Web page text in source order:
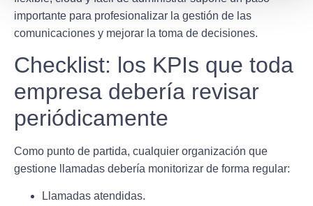
importante para profesionalizar la gestión de las
comunicaciones y mejorar la toma de decisiones.
Checklist: los KPIs que toda
empresa debería revisar
periódicamente
Como punto de partida, cualquier organización que
gestione llamadas debería monitorizar de forma regular:
Llamadas atendidas.